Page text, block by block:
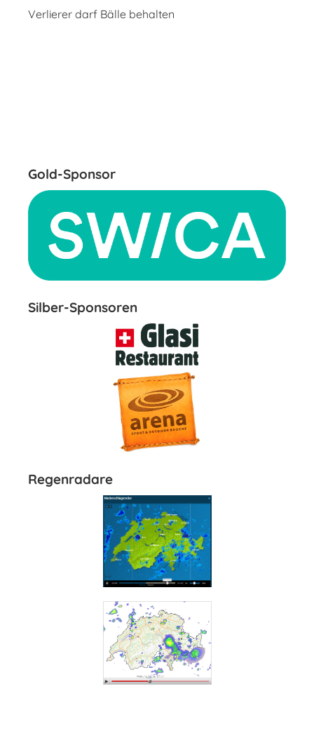
Verlierer darf Bälle behalten
Gold-Sponsor
Silber-Sponsoren
Regenradare